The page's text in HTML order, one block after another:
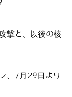
撃と、以後の核
、7月29日より